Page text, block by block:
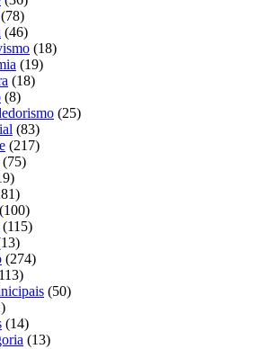
(78)
(46)
(18)
(19)
(18)
(8)
(25)
(83)
(217)
(75)
(100)
(115)
(274)
(50)
(14)
(13)